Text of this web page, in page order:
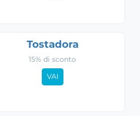
Tostadora
15% di sconto
VAI